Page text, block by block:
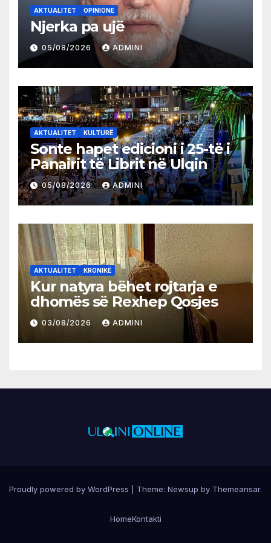
AKTUALITET OPINIONE
Njerka pa ujë
05/08/2026 ADMINI
AKTUALITET KULTURË
Sonte hapet edicioni i 25-të i
Panairit të Librit në Ulqin
05/08/2026 ADMINI
AKTUALITET KRONIKË
Kur natyra bëhet rojtarja e
dhomës së Rexhep Qosjes
03/08/2026 ADMINI
Proudly powered by WordPress Theme: Newsup by Themeansar.
HomeKontakti